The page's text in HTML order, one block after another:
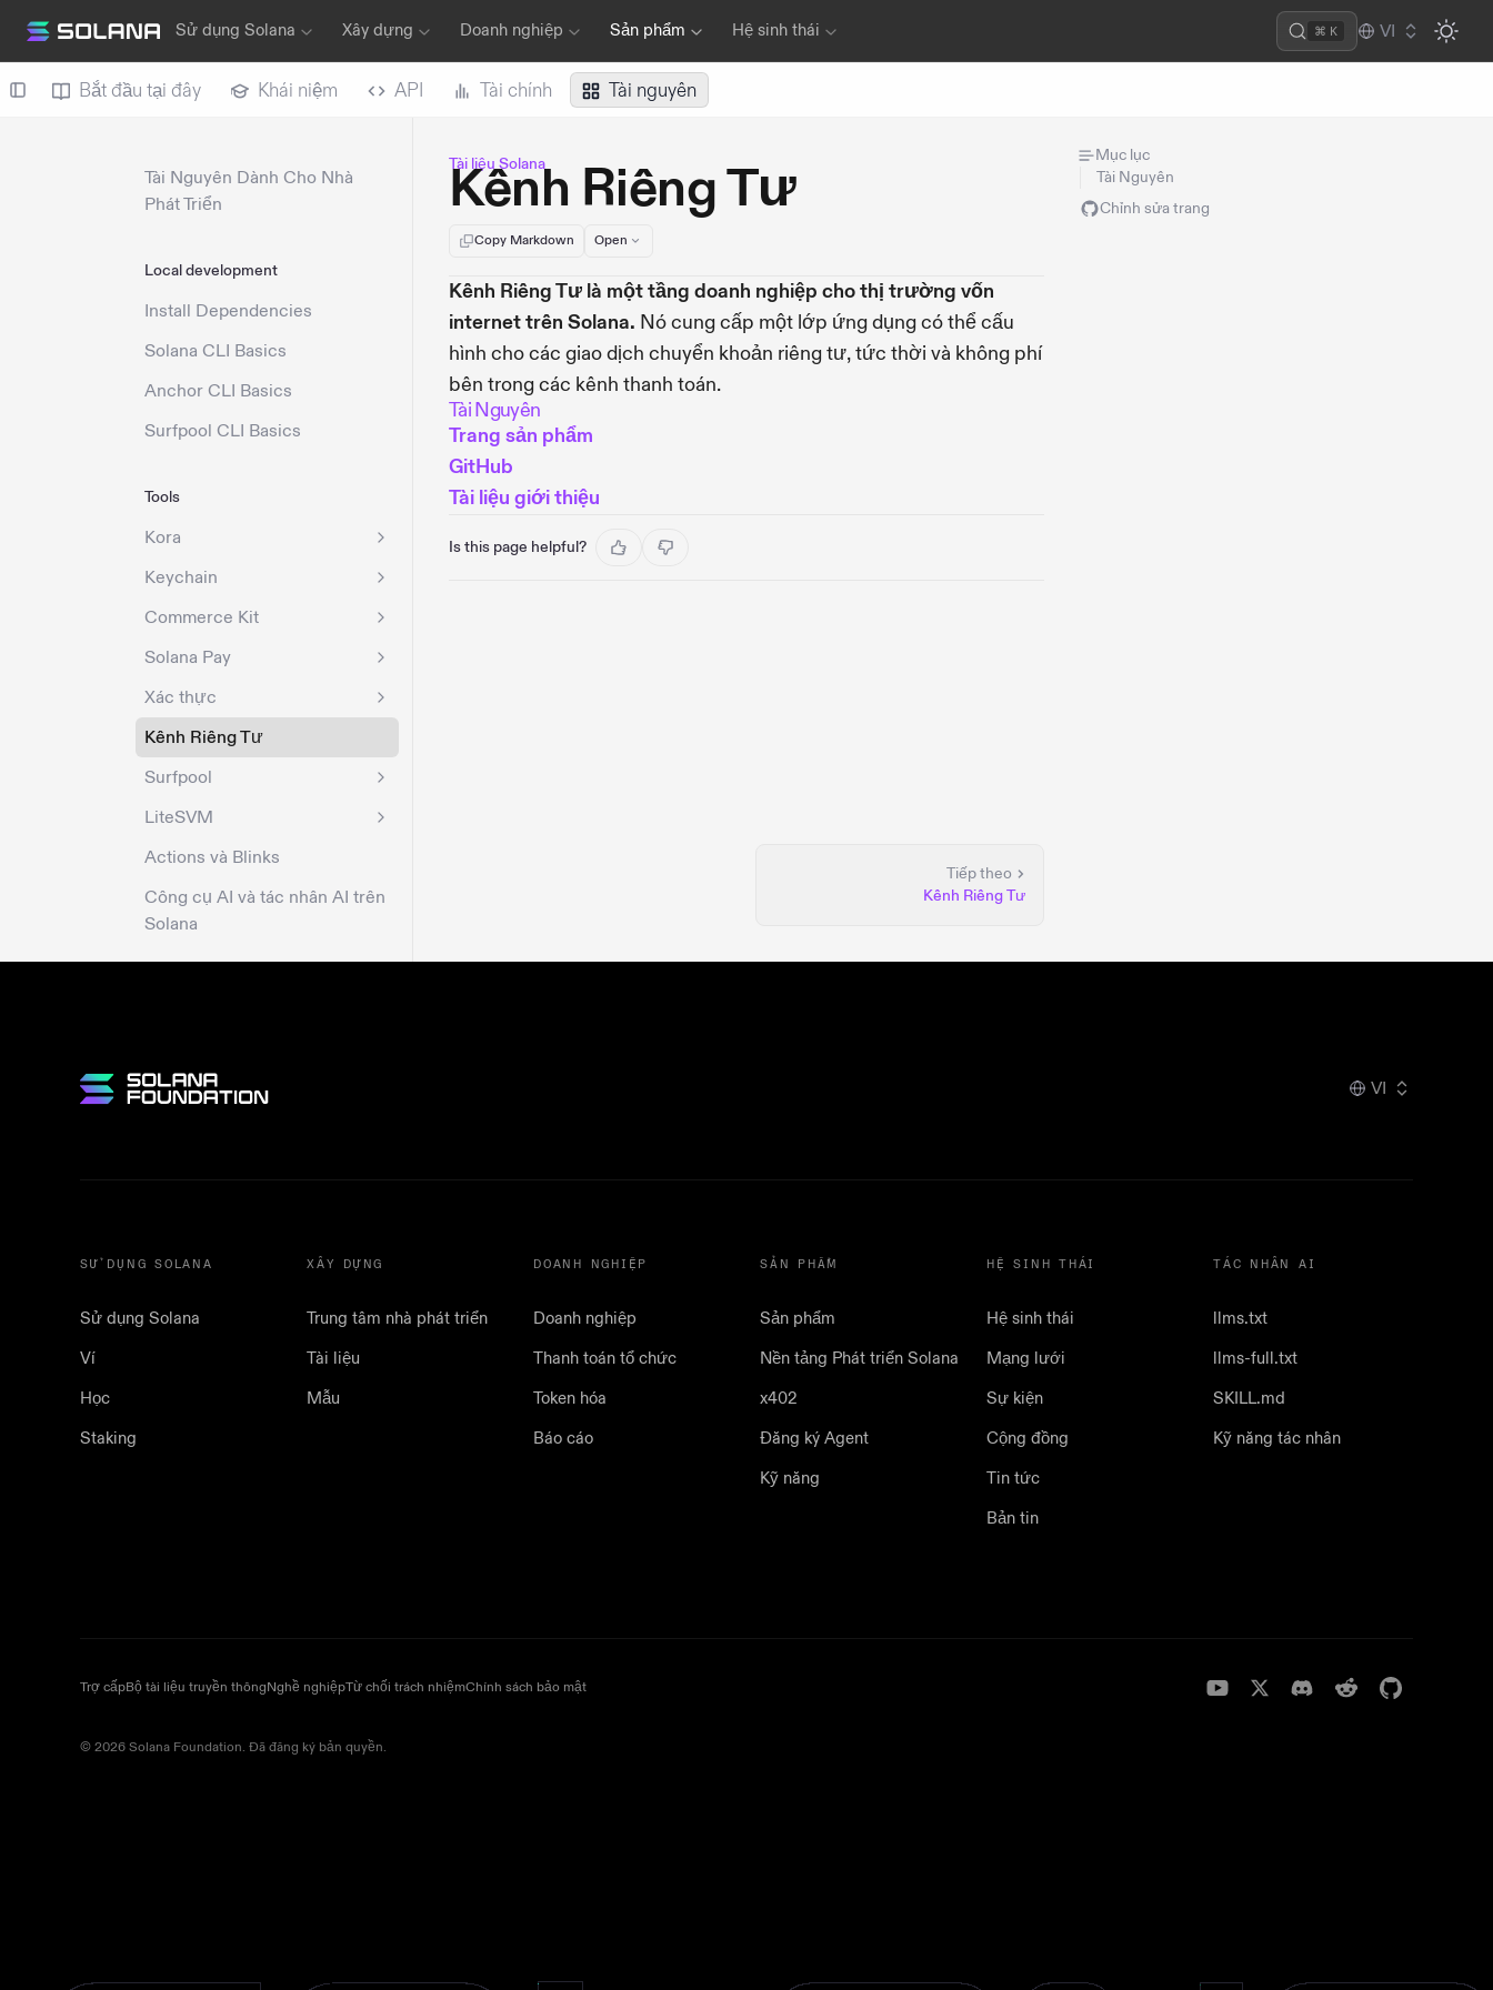
Sử dụng Solana Xây dựng Doanh nghiệp Sản phẩm Hệ sinh thái ⌘ K VI
Bắt đầu tại đây Khái niệm API Tài chính Tài nguyên
Tài Nguyên Dành Cho Nhà
Phát Triển
Local development
Install Dependencies
Solana CLI Basics
Anchor CLI Basics
Surfpool CLI Basics
Tools
Kora
Keychain
Commerce Kit
Solana Pay
Xác thực
Kênh Riêng Tư
Surfpool
LiteSVM
Actions và Blinks
Công cụ AI và tác nhân AI trên
Solana
Tài liệu Solana
Kênh Riêng Tư
Copy Markdown Open
Kênh Riêng Tư là một tầng doanh nghiệp cho thị trường vốn
internet trên Solana. Nó cung cấp một lớp ứng dụng có thể cấu
hình cho các giao dịch chuyển khoản riêng tư, tức thời và không phí
bên trong các kênh thanh toán.
Tài Nguyên
Trang sản phẩm
GitHub
Tài liệu giới thiệu
Is this page helpful?
Tiếp theo
Kênh Riêng Tư
Mục lục
Tài Nguyên
Chỉnh sửa trang
VI
SỬ DỤNG SOLANA
Sử dụng Solana
Ví
Học
Staking
XÂY DỰNG
Trung tâm nhà phát triển
Tài liệu
Mẫu
DOANH NGHIỆP
Doanh nghiệp
Thanh toán tổ chức
Token hóa
Báo cáo
SẢN PHẨM
Sản phẩm
Nền tảng Phát triển Solana
x402
Đăng ký Agent
Kỹ năng
HỆ SINH THÁI
Hệ sinh thái
Mạng lưới
Sự kiện
Cộng đồng
Tin tức
Bản tin
TÁC NHÂN AI
llms.txt
llms-full.txt
SKILL.md
Kỹ năng tác nhân
Trợ cấpBộ tài liệu truyền thôngNghề nghiệpTừ chối trách nhiệmChính sách bảo mật
© 2026 Solana Foundation. Đã đăng ký bản quyền.